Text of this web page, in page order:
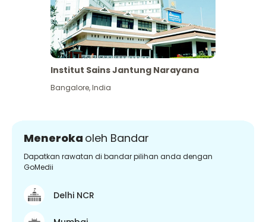
Institut Sains Jantung Narayana
Bangalore,India
Meneroka oleh Bandar
Dapatkan rawatan di bandar pilihan anda dengan
GoMedii
Delhi NCR